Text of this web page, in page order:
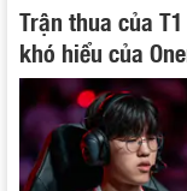
Trận thua của
khó hiểu của